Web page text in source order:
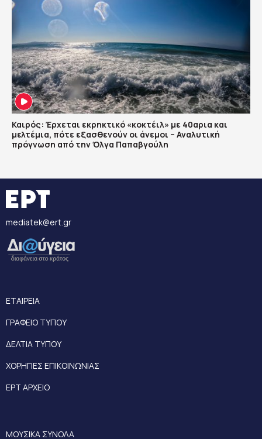
Καιρός: Έρχεται εκρηκτικό «κοκτέιλ» με 40αρια και
μελτέμια, πότε εξασθενούν οι άνεμοι – Αναλυτική
πρόγνωση από την Όλγα Παπαβγούλη
mediatek@ert.gr
ΕΤΑΙΡΕΙΑ
ΓΡΑΦΕΙΟ ΤΥΠΟΥ
ΔΕΛΤΙΑ ΤΥΠΟΥ
ΧΟΡΗΓΙΕΣ ΕΠΙΚΟΙΝΩΝΙΑΣ
ΕΡΤ ΑΡΧΕΙΟ
ΜΟΥΣΙΚΑ ΣΥΝΟΛΑ